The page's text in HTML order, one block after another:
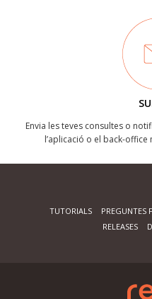
Envia les teves consultes o
l’aplicació o el back-
TUTORIALS PREGUNTES
RELEASES